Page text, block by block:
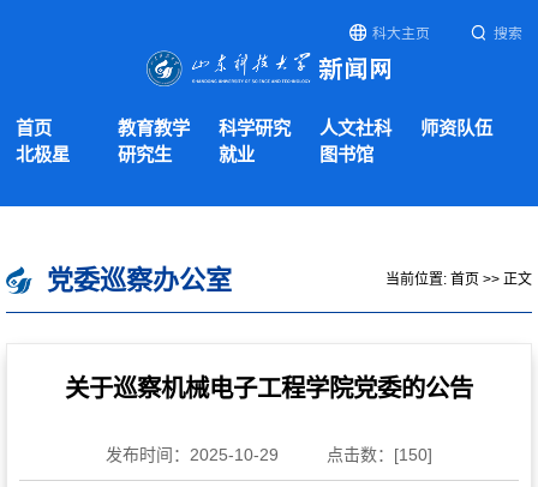
科大主页 搜索
首页 教育教学 科学研究 人文社科
师资队伍
北极星
研究生 就业 图书馆
党委巡察办公室 当前位置: 首页 >> 正文
关于巡察机械电子工程学院党委的公告
发布时间：2025-10-29 点击数：[150]